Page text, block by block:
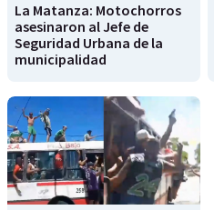
La Matanza: Motochorros
asesinaron al Jefe de
Seguridad Urbana de la
municipalidad